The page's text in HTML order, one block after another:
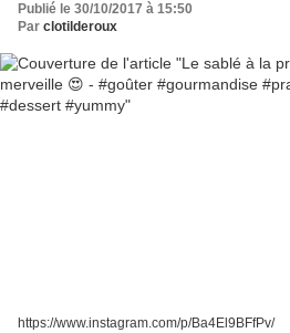
Publié le 30/10/2017 à 15:50
Par clotilderoux
https://www.instagram.com/p/Ba4El9BFfPv/